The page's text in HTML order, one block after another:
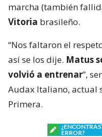
marcha (también
Vitoria brasileño.
“Nos faltaron el
así se los dije. Matus
volvió a entrenar”,
Audax Italiano, actual
Primera.
ERROR?